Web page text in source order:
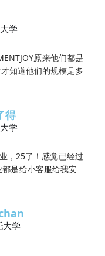
学
原来他们都是
知道他们的规模是多
得
学
，25了！感觉已经过
是给小客服给我安
大学